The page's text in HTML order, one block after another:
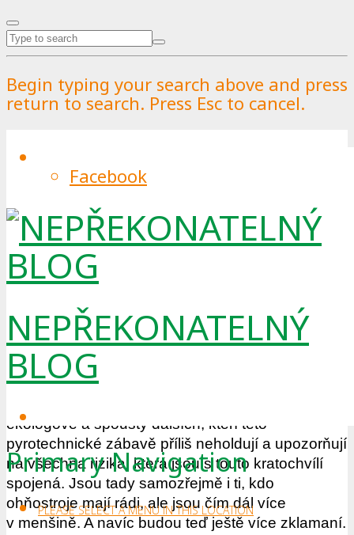
Begin typing your search above and press
return to search. Press Esc to cancel.
Facebook
NEPŘEKONATELNÝ
BLOG
Primary Navigation
PLEASE SELECT A MENU IN THIS LOCATION
Ohňostrojům svítí pomalu červená
Pražské služby
Published on
A nemluvíme teď o barvě světýlek na obloze.
Zábavní pyrotechnika bude omezena.
Nejvíce jsou debaty o ohňostrojích slyšet na
sklonku roku. S každým blížícím se Silvestrem se
ekologové a spousty dalších, kteří této
pyrotechnické zábavě příliš neholdují a upozorňují
na všechna rizika, která jsou s touto kratochvílí
spojená. Jsou tady samozřejmě i ti, kdo
ohňostroje mají rádi, ale jsou čím dál více
v menšině. A navíc budou teď ještě více zklamaní.